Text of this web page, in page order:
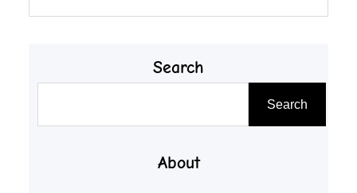
Search
Search
About